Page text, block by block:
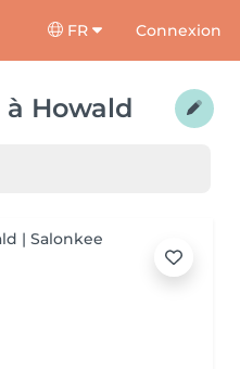
FR Connexion
à Howald